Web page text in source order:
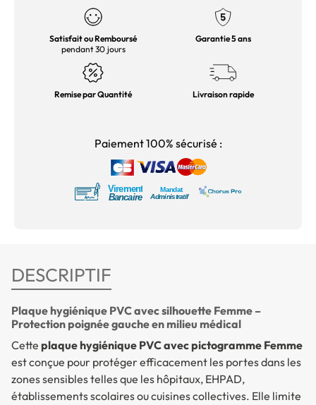
Satisfait ou Remboursé
pendant 30 jours
Garantie 5 ans
Remise par Quantité Livraison rapide
Paiement 100% sécurisé :
DESCRIPTIF
Plaque hygiénique PVC avec silhouette Femme –
Protection poignée gauche en milieu médical
Cette plaque hygiénique PVC avec pictogramme Femme
est conçue pour protéger efficacement les portes dans les
zones sensibles telles que les hôpitaux, EHPAD,
établissements scolaires ou cuisines collectives. Elle limite